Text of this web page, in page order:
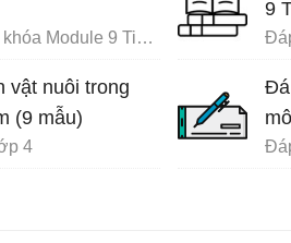
Bài tập cuối khóa Module 9 Tiểu Học đầy đủ
vật nuôi trong
(9 mẫu)
4
9